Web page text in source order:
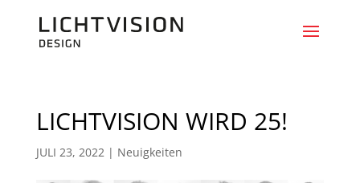
LICHTVISION WIRD 25!
JULI 23, 2022| Neuigkeiten